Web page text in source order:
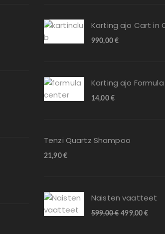
Karting ajo Cart in
990,00 €
Karting ajo
14,00 €
Tenzi Quartz Shampoo
21,90 €
Naisten vaatteet
599,00€ 499,00€